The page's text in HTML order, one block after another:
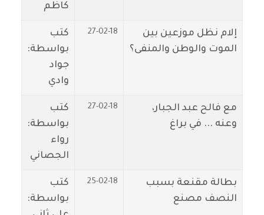
كاظم
إلام نظل موزعين بين
الموت والوطن والمنفى؟
27-02-18
كتب
بواسطة:
جواد
وادي
مع فالح عبد الجبار،
وعنه ... في براغ
27-02-18
كتب
بواسطة:
رواء
الجصاني
بطالة مقنعة بسبب
النصف مصنع
25-02-18
كتب
بواسطة: